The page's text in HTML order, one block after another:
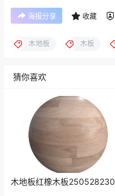
海报分享 收藏
木地板 木板
猜你喜欢
木地板红橡木板250528230